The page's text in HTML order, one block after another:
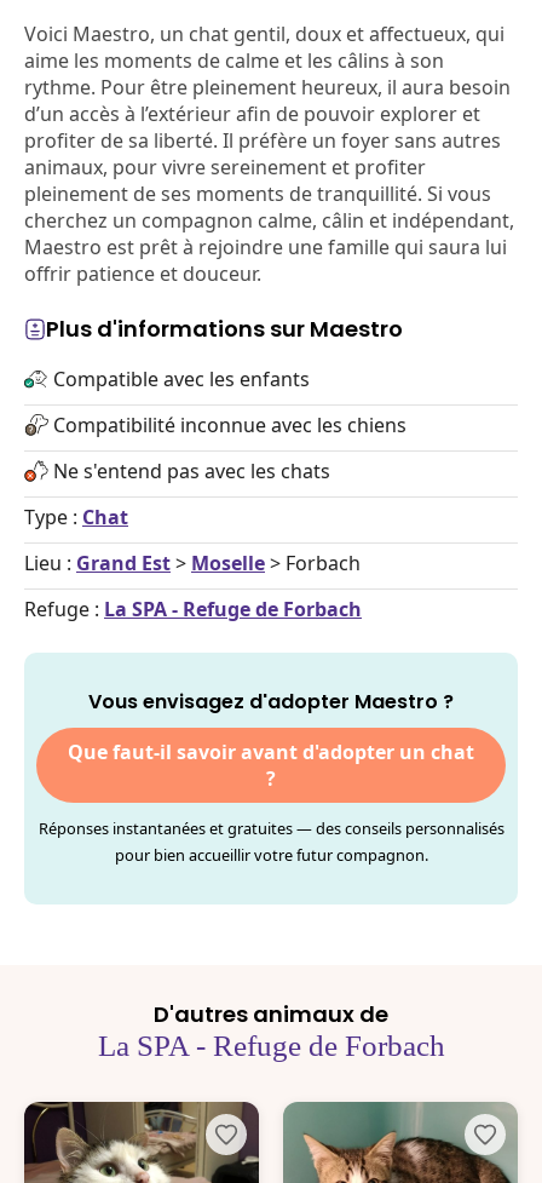
Voici Maestro, un chat gentil, doux et affectueux, qui
aime les moments de calme et les câlins à son
rythme. Pour être pleinement heureux, il aura besoin
d’un accès à l’extérieur afin de pouvoir explorer et
profiter de sa liberté. Il préfère un foyer sans autres
animaux, pour vivre sereinement et profiter
pleinement de ses moments de tranquillité. Si vous
cherchez un compagnon calme, câlin et indépendant,
Maestro est prêt à rejoindre une famille qui saura lui
offrir patience et douceur.
Plus d'informations sur Maestro
Compatible avec les enfants
Compatibilité inconnue avec les chiens
Ne s'entend pas avec les chats
Type : Chat
Lieu : Grand Est> Moselle> Forbach
Refuge : La SPA - Refuge de Forbach
Vous envisagez d'adopter Maestro ?
Que faut-il savoir avant d'adopter un chat
?
Réponses instantanées et gratuites — des conseils personnalisés
pour bien accueillir votre futur compagnon.
D'autres animaux de
La SPA - Refuge de Forbach